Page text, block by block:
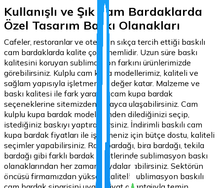
Kullanışlı ve Şık Cam Bardaklarda
Özel Tasarım Baskı Olanakları
Cafeler, restoranlar ve otellerin sıkça tercih ettiği baskılı
cam bardaklarda kalite çok önemlidir. Uzun süre baskı
kalitesini koruyan sublimasyon farkını ürünlerimizde
görebilirsiniz. Kulplu cam kupa modellerimiz, kaliteli ve
sağlam yapısıyla işletmenize değer katar. Malzeme ve
baskı kalitesi ile fark yaratan cam kupa bardak
seçeneklerine sitemizden kolayca ulaşabilirsiniz. Cam
kulplu kupa bardak modellerinden dilediğinizi seçip,
istediğiniz baskıyı yaptırabilirsiniz. İndirimli baskılı cam
kupa bardak fiyatları ile işletmeniz için bütçe dostu, kaliteli
seçimler yapabilirsiniz. Rakı bardağı, bira bardağı, tekila
bardağı gibi farklı bardak çeşitlerinde sublimasyon baskı
olanaklarından her zaman faydalanabilirsiniz. Sektörün
öncüsü firmamızdan yüksek kaliteli sublimasyon baskılı